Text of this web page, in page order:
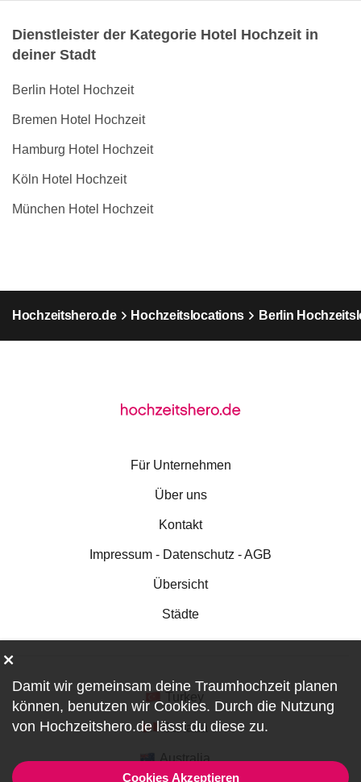
Dienstleister der Kategorie Hotel Hochzeit in
deiner Stadt
Berlin Hotel Hochzeit
Bremen Hotel Hochzeit
Hamburg Hotel Hochzeit
Köln Hotel Hochzeit
München Hotel Hochzeit
Hochzeitshero.de Hochzeitslocations Berlin
Für Unternehmen
Über uns
Kontakt
Impressum - Datenschutz - AGB
Übersicht
Städte
Canada
Australia
Damit wir gemeinsam deine Traumhochzeit planen
können, benutzen wir Cookies. Durch die Nutzung
von Hochzeitshero.de lässt du diese zu.
Cookies Akzeptieren